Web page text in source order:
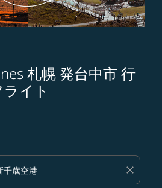
札幌 発台中市 行
イト
close
は、隔月を試すか、以下の個々の